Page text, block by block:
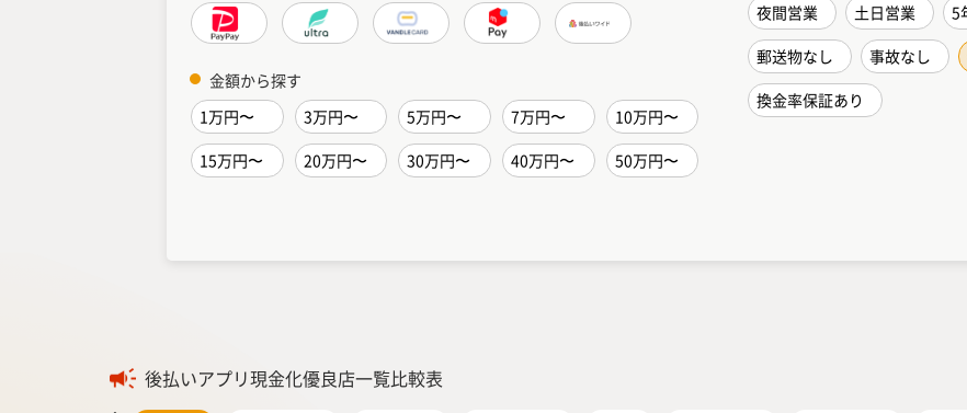
金額から探す
1万円〜
3万円〜 5万円〜 7万円〜
10万円〜
15万円〜
20万円〜 30万円〜 40万円〜 50万円〜
夜間営業
土日営業 5
郵送物なし
事故なし
換金率保証あり
後払いアプリ現金化優良店一覧比較表